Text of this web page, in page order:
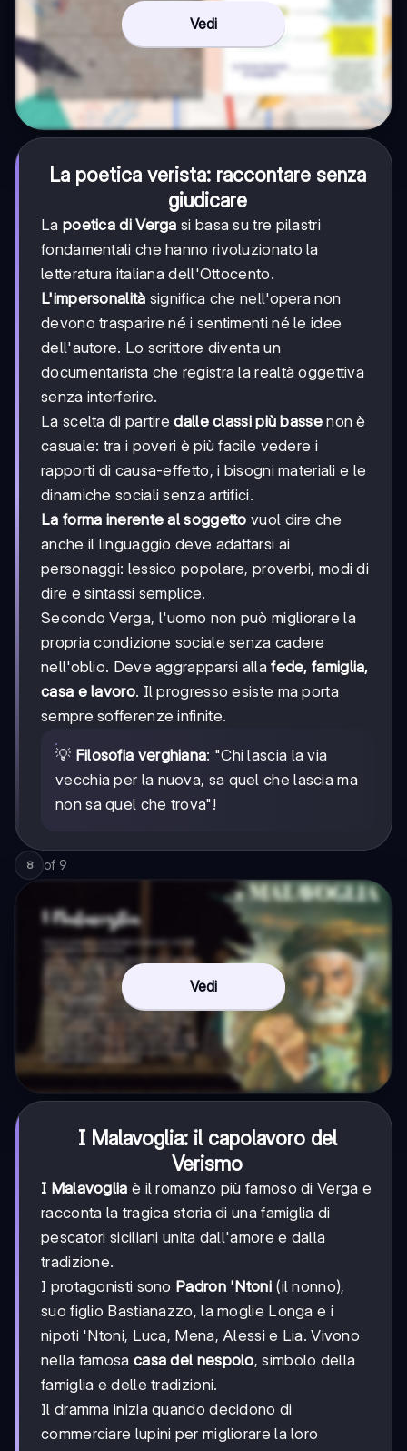
Vedi
La poetica verista: raccontare senza
giudicare
La poetica di Verga si basa su tre pilastri
fondamentali che hanno rivoluzionato la
letteratura italiana dell'Ottocento.
L'impersonalità significa che nell'opera non
devono trasparire né i sentimenti né le idee
dell'autore. Lo scrittore diventa un
documentarista che registra la realtà oggettiva
senza interferire.
La scelta di partiredalle classi più bassenon è
casuale: tra i poveri è più facile vedere i
rapporti di causa-effetto, i bisogni materiali e le
dinamiche sociali senza artifici.
La forma inerente al soggetto vuol dire che
anche il linguaggio deve adattarsi ai
personaggi: lessico popolare, proverbi, modi di
dire e sintassi semplice.
Secondo Verga, l'uomo non può migliorare la
propria condizione sociale senza cadere
nell'oblio. Deve aggrapparsi allafede, famiglia,
casa e lavoro. Il progresso esiste ma porta
sempre sofferenze infinite.
💡 Filosofia verghiana: "Chi lascia la via
vecchia per la nuova, sa quel che lascia ma
non sa quel che trova"!
8 of 9
Vedi
I Malavoglia: il capolavoro del
Verismo
I Malavoglia è il romanzo più famoso di Verga e
racconta la tragica storia di una famiglia di
pescatori siciliani unita dall'amore e dalla
tradizione.
I protagonisti sono Padron 'Ntoni(il nonno),
suo figlio Bastianazzo, la moglie Longa e i
nipoti 'Ntoni, Luca, Mena, Alessi e Lia. Vivono
nella famosa casa del nespolo, simbolo della
famiglia e delle tradizioni.
Il dramma inizia quando decidono di
commerciare lupini per migliorare la loro